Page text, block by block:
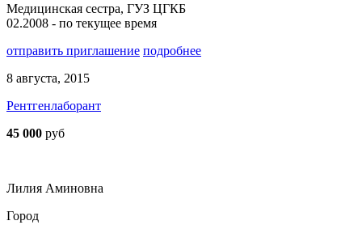
Медицинская сестра, ГУЗ ЦГКБ
02.2008 - по текущее время
отправить приглашение подробнее
8 августа, 2015
Рентгенлаборант
45 000 руб
Лилия Аминовна
Город